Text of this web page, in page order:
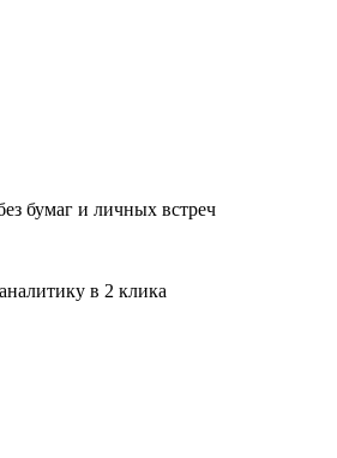
бумаг и личных встреч
в 2 клика